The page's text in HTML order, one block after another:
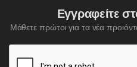
Εγγραφείτε
Μάθετε πρώτοι για τα νέα